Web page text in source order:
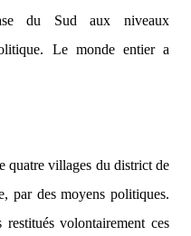
du Sud aux niveaux
Le monde entier a
quatre villages du district de
par des moyens politiques.
volontairement ces